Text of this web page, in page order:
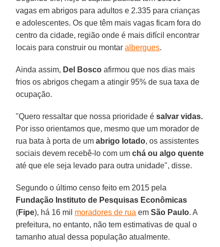
vagas em abrigos para adultos e 2.335 para crianças
e adolescentes. Os que têm mais vagas ficam fora do
centro da cidade, região onde é mais difícil encontrar
locais para construir ou montaralbergues.
Ainda assim, Del Bosco afirmou que nos dias mais
frios os abrigos chegam a atingir 95% de sua taxa de
ocupação.
"Quero ressaltar que nossa prioridade ésalvar vidas.
Por isso orientamos que, mesmo que um morador de
rua bata à porta de umabrigo lotado, os assistentes
sociais devem recebê-lo com umchá ou algo quente
até que ele seja levado para outra unidade", disse.
Segundo o último censo feito em 2015 pela
Fundação Instituto de Pesquisas Econômicas
(Fipe), há 16 mil moradores de rua emSão Paulo. A
prefeitura, no entanto, não tem estimativas de qual o
tamanho atual dessa população atualmente.